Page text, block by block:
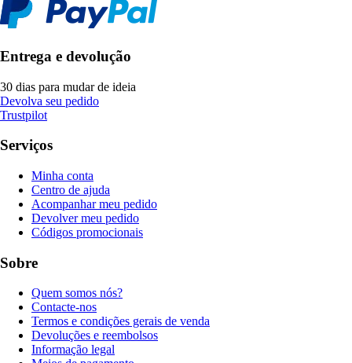
Entrega e devolução
30 dias para mudar de ideia
Devolva seu pedido
Trustpilot
Serviços
Minha conta
Centro de ajuda
Acompanhar meu pedido
Devolver meu pedido
Códigos promocionais
Sobre
Quem somos nós?
Contacte-nos
Termos e condições gerais de venda
Devoluções e reembolsos
Informação legal